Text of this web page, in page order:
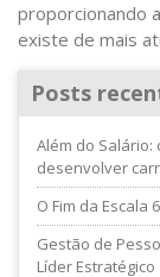
proporcionando
existe de mais
Posts
Além do
desenvolver
O Fim da Escala
Gestão de
Líder Estratégico